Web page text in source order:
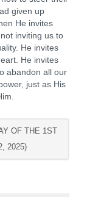
given up
He invites
inviting us to
He invites
He invites
abandon all our
just as His
OF THE 1ST
2025)